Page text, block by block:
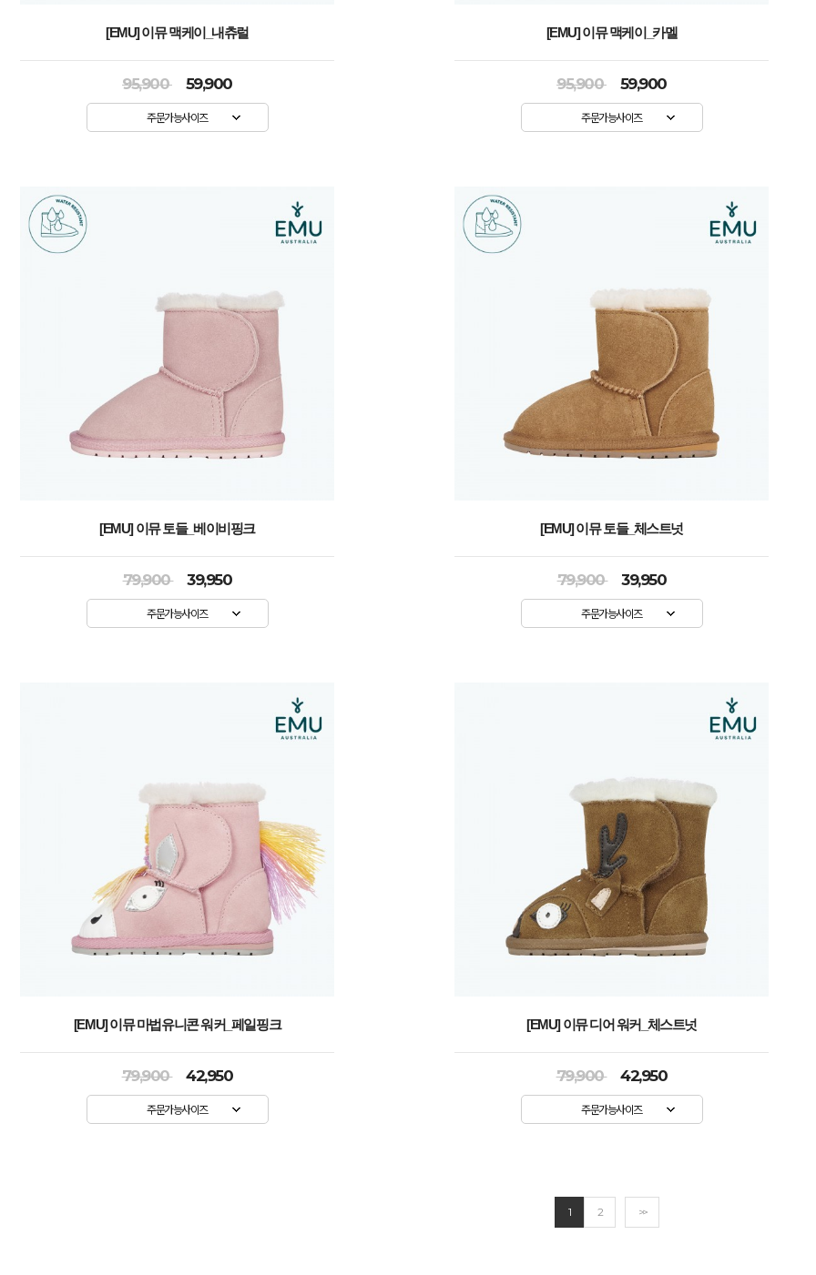
[EMU] 이뮤 맥케이_내츄럴
95,900 59,900
주문가능사이즈
[EMU] 이뮤 맥케이_카멜
95,900 59,900
주문가능사이즈
[EMU] 이뮤 토들_베이비핑크
79,900 39,950
주문가능사이즈
[EMU] 이뮤 토들_체스트넛
79,900 39,950
주문가능사이즈
[EMU] 이뮤 마법유니콘 워커_페일핑크
79,900 42,950
주문가능사이즈
[EMU] 이뮤 디어 워커_체스트넛
79,900 42,950
주문가능사이즈
1 2 >>